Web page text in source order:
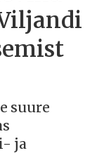
suure
ja